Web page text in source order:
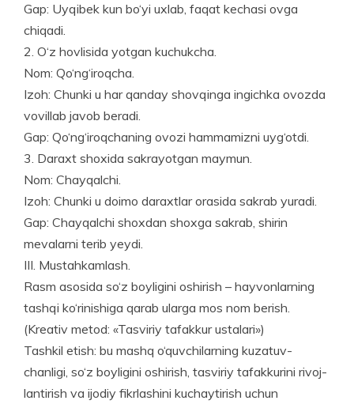
Gap: Uyqibek kun bo‘yi uxlab, faqat kechasi ovga
chiqadi.
2. O‘z hovlisida yotgan kuchukcha.
Nom: Qo‘ng‘iroqcha.
Izoh: Chunki u har qanday shovqinga ingichka ovozda
vovillab javob beradi.
Gap: Qo‘ng‘iroqchaning ovozi hammamizni uyg‘otdi.
3. Daraxt shoxida sakrayotgan maymun.
Nom: Chayqalchi.
Izoh: Chunki u doimo daraxtlar orasida sakrab yuradi.
Gap: Chayqalchi shoxdan shoxga sakrab, shirin
mevalarni terib yeydi.
III. Mustahkamlash.
Rasm asosida so‘z boyligini oshirish – hayvonlarning
tashqi ko‘rinishiga qarab ularga mos nom berish.
(Kreativ metod: «Tasviriy tafakkur ustalari»)
Tashkil etish: bu mashq o‘quvchilarning kuzatuv­
chanligi, so‘z boyligini oshirish, tasviriy tafakkurini rivoj­
lantirish va ijodiy fikrlashini kuchaytirish uchun